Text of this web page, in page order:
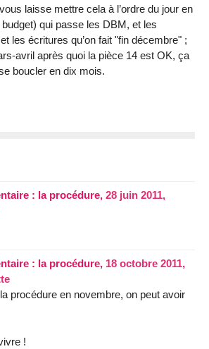
laisse mettre cela à l’ordre du jour en
qui passe les DBM, et les
les écritures qu’on fait "fin décembre" ;
avril après quoi la pièce 14 est OK, ça
boucler en dix mois.
: la procédure, 28 juin 2011,
: la procédure, 18 octobre 2011,
procédure en novembre, on peut avoir
!